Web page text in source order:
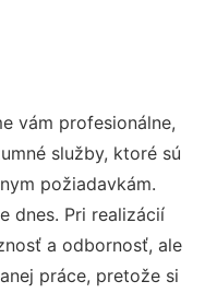
vám profesionálne,
služby, ktoré sú
požiadavkám.
dnes. Pri realizácií
a odbornosť, ale
práce, pretože si